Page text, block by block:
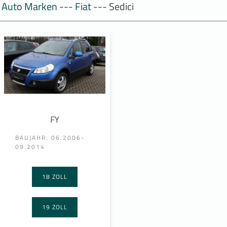
Auto Marken---Fiat--- Sedici
FY
BAUJAHR: 06.2006-
09.2014
18 ZOLL
19 ZOLL